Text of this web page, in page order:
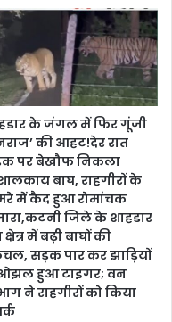
के जंगल में फिर गूंजी
की आहट!देर रात
पर बेखौफ निकला
बाघ, राहगीरों के
में कैद हुआ रोमांचक
जिले के शाहडार
में बढ़ी बाघों की
सड़क पार कर झाड़ियों
हुआ टाइगर; वन
ने राहगीरों को किया